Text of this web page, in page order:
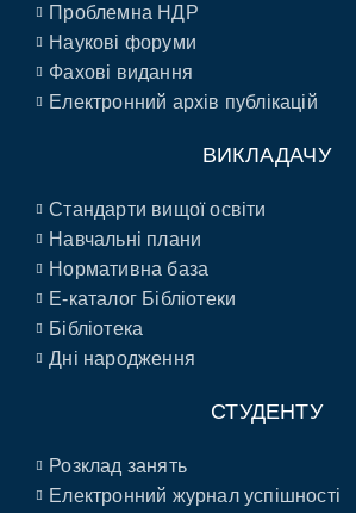
Проблемна НДР
Наукові форуми
Фахові видання
Електронний архів публікацій
ВИКЛАДАЧУ
Стандарти вищої освіти
Навчальні плани
Нормативна база
E-каталог Бібліотеки
Бібліотека
Дні народження
СТУДЕНТУ
Розклад занять
Електронний журнал успішності